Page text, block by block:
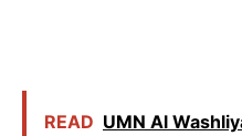
READ UMN Al